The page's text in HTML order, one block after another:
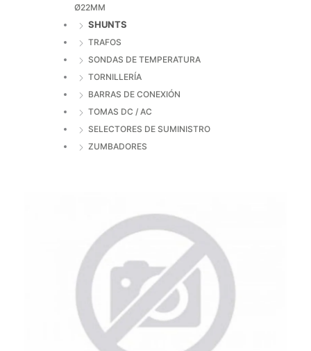
Ø22MM
SHUNTS
TRAFOS
SONDAS DE TEMPERATURA
TORNILLERÍA
BARRAS DE CONEXIÓN
TOMAS DC / AC
SELECTORES DE SUMINISTRO
ZUMBADORES